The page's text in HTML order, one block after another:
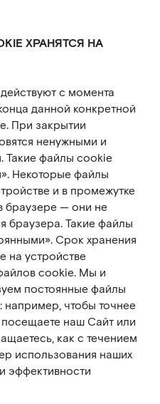
ХРАНЯТСЯ НА
с момента
данной конкретной
При закрытии
ненужными и
Такие файлы cookie
Некоторые файлы
и в промежутке
браузере — они не
браузера. Такие файлы
Срок хранения
на устройстве
cookie. Мы и
постоянные файлы
например, чтобы точнее
посещаете наш Сайт или
как с течением
использования наших
эффективности